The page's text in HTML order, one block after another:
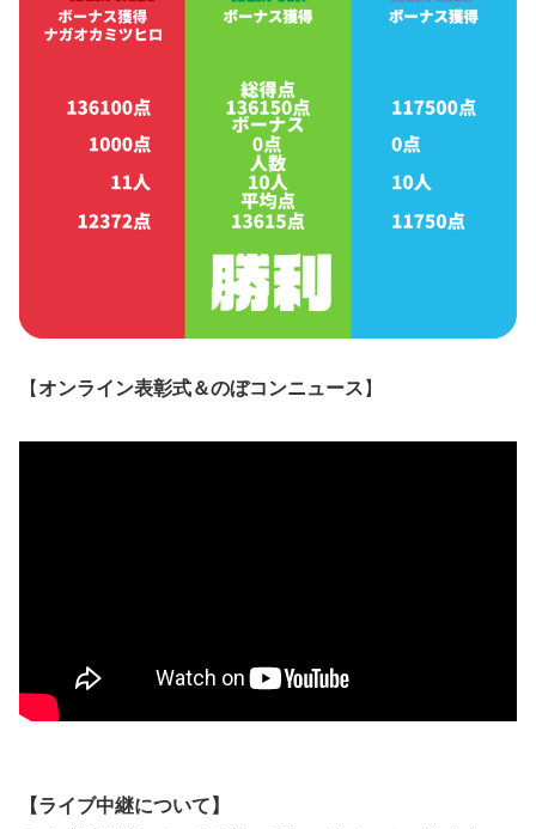
【 オンライン表彰式＆のぼコンニュース 】
【ライブ中継について】